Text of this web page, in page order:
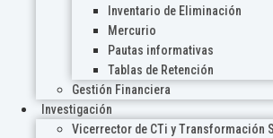
Inventario de Eliminación
Mercurio
Pautas informativas
Tablas de Retención
Gestión Financiera
Investigación
Vicerrector de CTi y Transformación